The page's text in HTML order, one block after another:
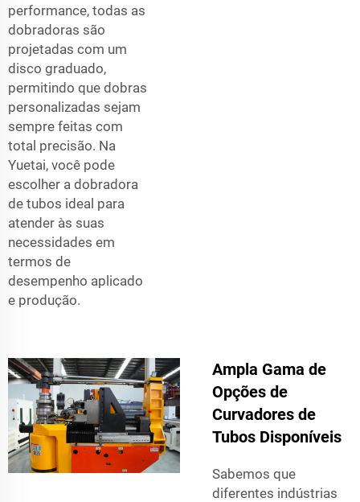
performance, todas as
dobradoras são
projetadas com um
disco graduado,
permitindo que dobras
personalizadas sejam
sempre feitas com
total precisão. Na
Yuetai, você pode
escolher a dobradora
de tubos ideal para
atender às suas
necessidades em
termos de
desempenho aplicado
e produção.
Ampla Gama de
Opções de
Curvadores de
Tubos Disponíveis
Sabemos que
diferentes indústrias